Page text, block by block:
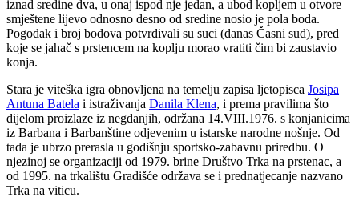
iznad sredine dva, u onaj ispod nje jedan, a ubod kopljem u otvore
smještene lijevo odnosno desno od sredine nosio je pola boda.
Pogodak i broj bodova potvrđivali su suci (danas Časni sud), pred
koje se jahač s prstencem na koplju morao vratiti čim bi zaustavio
konja.
Stara je viteška igra obnovljena na temelju zapisa ljetopisca Josipa
Antuna Batela i istraživanja Danila Klena, i prema pravilima što
dijelom proizlaze iz negdanjih, održana 14.VIII.1976. s konjanicima
iz Barbana i Barbanštine odjevenim u istarske narodne nošnje. Od
tada je ubrzo prerasla u godišnju sportsko-zabavnu priredbu. O
njezinoj se organizaciji od 1979. brine Društvo Trka na prstenac, a
od 1995. na trkalištu Gradišće održava se i prednatjecanje nazvano
Trka na viticu.